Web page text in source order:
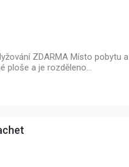
ZDARMA Místo pobytu a
ploše a je rozděleno…